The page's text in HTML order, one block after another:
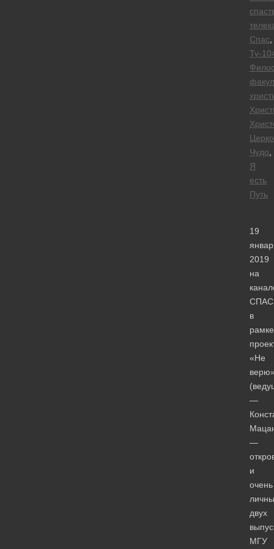
Спас
Ту-
Чудо
Я
есть
Путь
19
2019
на
СПАС
в
рамке
«Не
—
—
и
очень
двух
МГУ